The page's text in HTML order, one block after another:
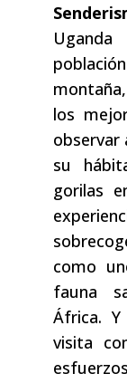
los
observar
su
gorilas
como
fauna
África.
visita